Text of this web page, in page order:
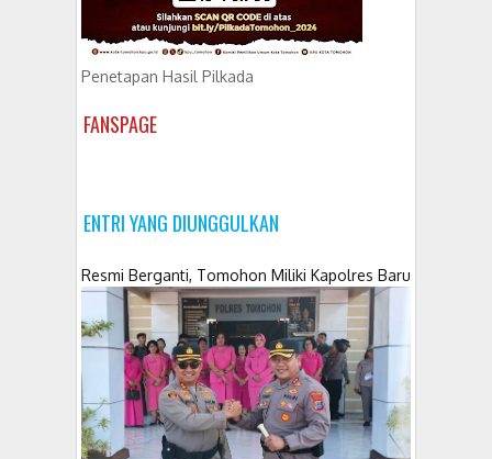
Penetapan Hasil Pilkada
FANSPAGE
ENTRI YANG DIUNGGULKAN
Resmi Berganti, Tomohon Miliki Kapolres Baru